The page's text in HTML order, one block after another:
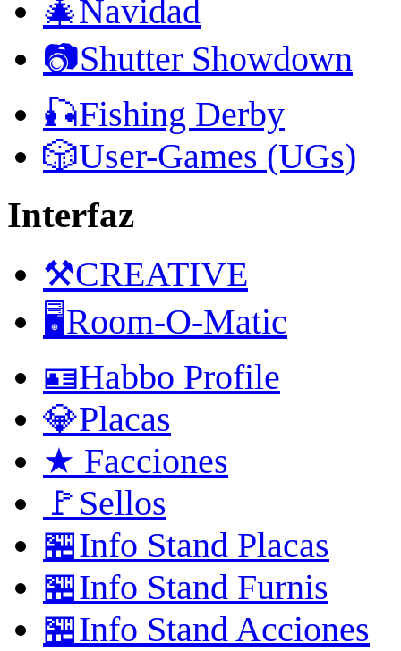
🎄Navidad
📷Shutter Showdown
🎣Fishing Derby
🎲User-Games (UGs)
Interfaz
⚒️CREATIVE
🖥️Room-O-Matic
🪪Habbo Profile
💎Placas
★ Facciones
🚩Sellos
🏪Info Stand Placas
🏪Info Stand Furnis
🏪Info Stand Acciones